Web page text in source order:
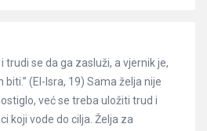
trudi se da ga zasluži, a vjernik je,
(El-Isra, 19) Sama želja nije
već se treba uložiti trud i
koji vode do cilja. Želja za